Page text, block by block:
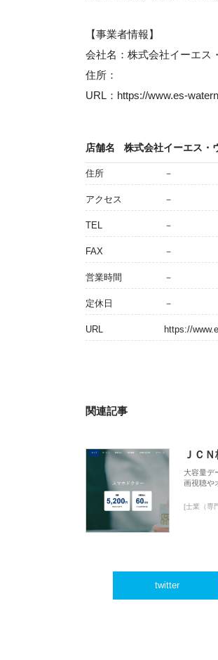
【事業者情報】
会社名：株式会社イーエス
住所：
URL：https://www.es-
店舗名 株式会社イーエス・
住所 －
アクセス －
TEL －
FAX －
営業時間 －
定休日 －
URL https://
関連記事
ＪＣ
大容量デ
画視聴や
[士業（専
twitter